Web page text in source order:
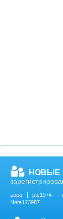
НОВЫЕ
zopa ptc1974
Nata123987